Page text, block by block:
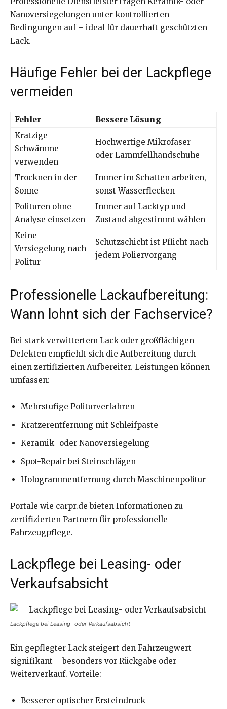
Nanoversiegelungen unter kontrollierten
Bedingungen auf – ideal für dauerhaft geschützten
Lack.
Häufige Fehler bei der Lackpflege
vermeiden
Fehler
Bessere Lösung
Kratzige
Schwämme
verwenden
Hochwertige Mikrofaser-
oder Lammfellhandschuhe
Trocknen in der
Sonne
Immer im Schatten arbeiten,
sonst Wasserflecken
Polituren ohne
Analyse einsetzen
Immer auf Lacktyp und
Zustand abgestimmt wählen
Keine
Versiegelung nach
Politur
Schutzschicht ist Pflicht nach
jedem Poliervorgang
Professionelle Lackaufbereitung:
Wann lohnt sich der Fachservice?
Bei stark verwittertem Lack oder großflächigen
Defekten empfiehlt sich die Aufbereitung durch
einen zertifizierten Aufbereiter. Leistungen können
umfassen:
Mehrstufige Politurverfahren
Kratzerentfernung mit Schleifpaste
Keramik- oder Nanoversiegelung
Spot-Repair bei Steinschlägen
Hologrammentfernung durch Maschinenpolitur
Portale wie carpr.de bieten Informationen zu
zertifizierten Partnern für professionelle
Fahrzeugpflege.
Lackpflege bei Leasing- oder
Verkaufsabsicht
Lackpflege bei Leasing- oder Verkaufsabsicht
Ein gepflegter Lack steigert den Fahrzeugwert
signifikant – besonders vor Rückgabe oder
Weiterverkauf. Vorteile:
Besserer optischer Ersteindruck